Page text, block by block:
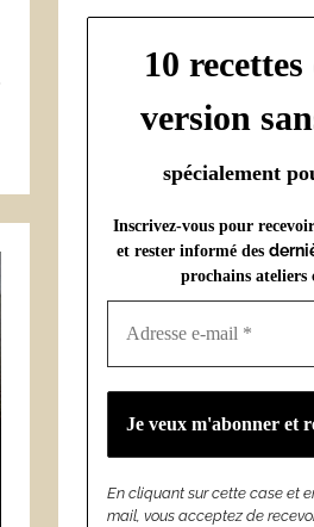
10
version
spécialement
Inscrivez-vous pour
et rester informé des
prochains ateliers
En cliquant sur cette case et
mail, vous acceptez de